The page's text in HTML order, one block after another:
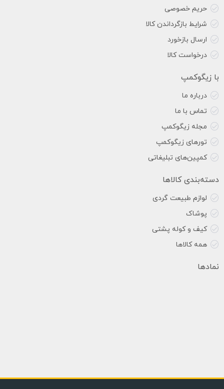
حریم خصوصی
شرایط بازگرداندن کالا
ارسال بازخورد
درخواست کالا
با زیگوکمپ
درباره ما
تماس با ما
مجله زیگوکمپ
تورهای زیگوکمپ
کمپین‌های تبلیغاتی
دسته‌بندی کالاها
لوازم طبیعت گردی
پوشاک
کیف و کوله پشتی
همه کالاها
نمادها